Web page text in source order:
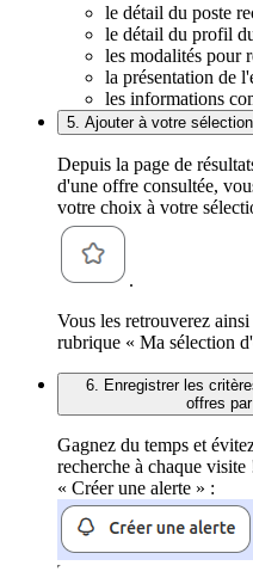
le détail du poste
le détail du profil
les modalités pour
la présentation de
les informations
5. Ajouter à votre
Depuis la page de
d'une offre consultée,
votre choix à votre
.
Vous les retrouverez
rubrique « Ma sélection
6. Enregistrer les
offres
Gagnez du temps et
recherche à chaque
« Créer une alerte » :